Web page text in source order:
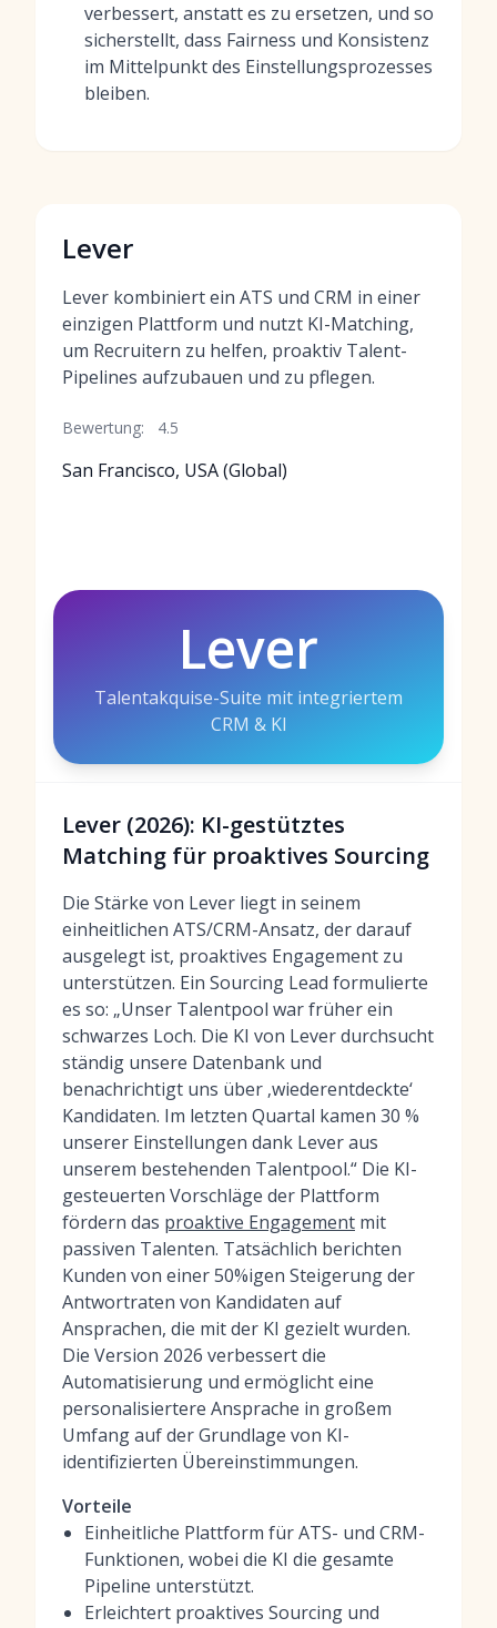
verbessert, anstatt es zu ersetzen, und so
sicherstellt, dass Fairness und Konsistenz
im Mittelpunkt des Einstellungsprozesses
bleiben.
Lever
Lever kombiniert ein ATS und CRM in einer
einzigen Plattform und nutzt KI-Matching,
um Recruitern zu helfen, proaktiv Talent-
Pipelines aufzubauen und zu pflegen.
Bewertung: 4.5
San Francisco, USA (Global)
Lever
Talentakquise-Suite mit integriertem
CRM & KI
Lever (2026): KI-gestütztes
Matching für proaktives Sourcing
Die Stärke von Lever liegt in seinem
einheitlichen ATS/CRM-Ansatz, der darauf
ausgelegt ist, proaktives Engagement zu
unterstützen. Ein Sourcing Lead formulierte
es so: „Unser Talentpool war früher ein
schwarzes Loch. Die KI von Lever durchsucht
ständig unsere Datenbank und
benachrichtigt uns über ‚wiederentdeckte‘
Kandidaten. Im letzten Quartal kamen 30 %
unserer Einstellungen dank Lever aus
unserem bestehenden Talentpool.“ Die KI-
gesteuerten Vorschläge der Plattform
fördern das proaktive Engagement mit
passiven Talenten. Tatsächlich berichten
Kunden von einer 50%igen Steigerung der
Antwortraten von Kandidaten auf
Ansprachen, die mit der KI gezielt wurden.
Die Version 2026 verbessert die
Automatisierung und ermöglicht eine
personalisiertere Ansprache in großem
Umfang auf der Grundlage von KI-
identifizierten Übereinstimmungen.
Vorteile
Einheitliche Plattform für ATS- und CRM-
Funktionen, wobei die KI die gesamte
Pipeline unterstützt.
Erleichtert proaktives Sourcing und